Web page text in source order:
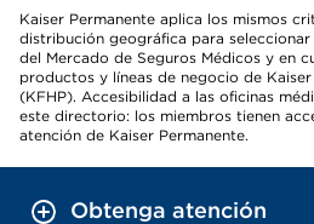
Kaiser Permanente aplica los mismos
distribución geográfica para
del Mercado de Seguros Médicos y en
productos y líneas de negocio de
(KFHP). Accesibilidad a las oficinas
este directorio: los miembros tienen
atención de Kaiser Permanente.
Obtenga atención